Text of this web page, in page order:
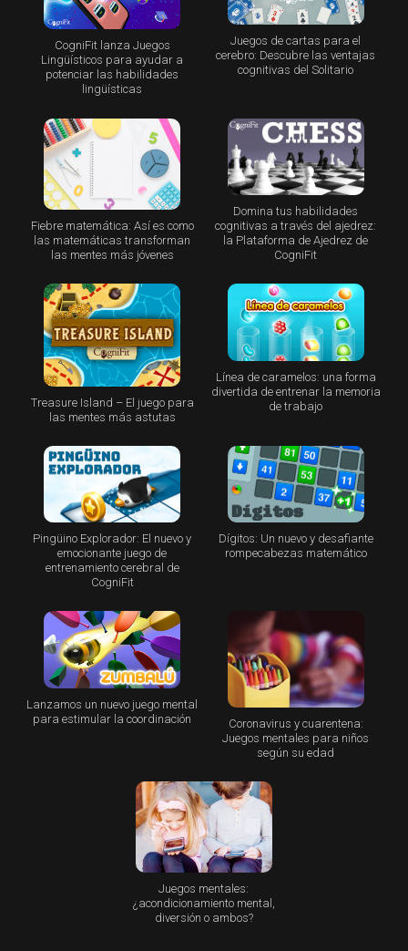
CogniFit lanza Juegos
Lingüísticos para ayudar a
potenciar las habilidades
lingüísticas
Juegos de cartas para el
cerebro: Descubre las ventajas
cognitivas del Solitario
Fiebre matemática: Así es como
las matemáticas transforman
las mentes más jóvenes
Domina tus habilidades
cognitivas a través del ajedrez:
la Plataforma de Ajedrez de
CogniFit
Treasure Island – El juego para
las mentes más astutas
Línea de caramelos: una forma
divertida de entrenar la memoria
de trabajo
Pingüino Explorador: El nuevo y
emocionante juego de
entrenamiento cerebral de
CogniFit
Dígitos: Un nuevo y desafiante
rompecabezas matemático
Lanzamos un nuevo juego mental
para estimular la coordinación
Coronavirus y cuarentena:
Juegos mentales para niños
según su edad
Juegos mentales:
¿acondicionamiento mental,
diversión o ambos?